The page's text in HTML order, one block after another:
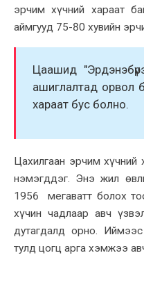
эрчим хүчний хараат
аймгууд 75-80 хувийн
Цаашид
ашиглалтад орвол
хараат бус болно.
Цахилгаан эрчим
нэмэгддэг. Энэ жил
1956 мегаватт болох
хүчин чадлаар авч
дутагдалд орно.
тулд цогц арга хэмжээ